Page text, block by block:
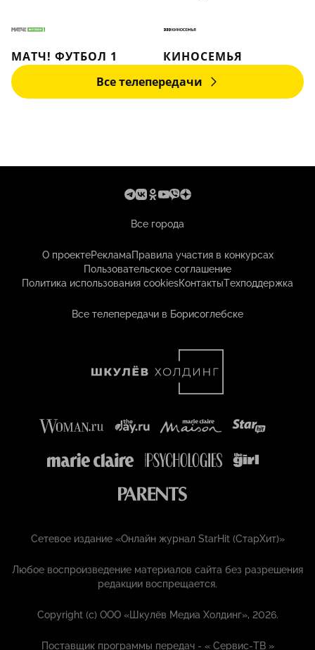
МАТЧ! ФУТБОЛ 1
КИНОСЕМЬЯ
Все телепередачи
Все города
О проектеРекламаПравила участия в конкурсах
Пользовательское соглашение
Политика использования cookiesКонтактыТехподдержка
Все телепередачи в Борисоглебске
Сетевое издание «Онлайн журнал StarHit (СтарХит)»
Любое воспроизведение материалов сайта без разрешения
редакции воспрещается.
Copyright (с) ООО «Шкулёв Медиа Холдинг», 2026.
Поставщик программы передач - «Сервис-ТВ »